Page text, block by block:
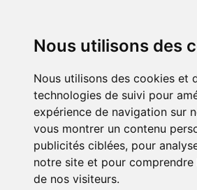
Nous utilisons des
Nous utilisons des cookies et
technologies de suivi pour
expérience de navigation sur
vous montrer un contenu
publicités ciblées, pour
notre site et pour comprendre
de nos visiteurs.